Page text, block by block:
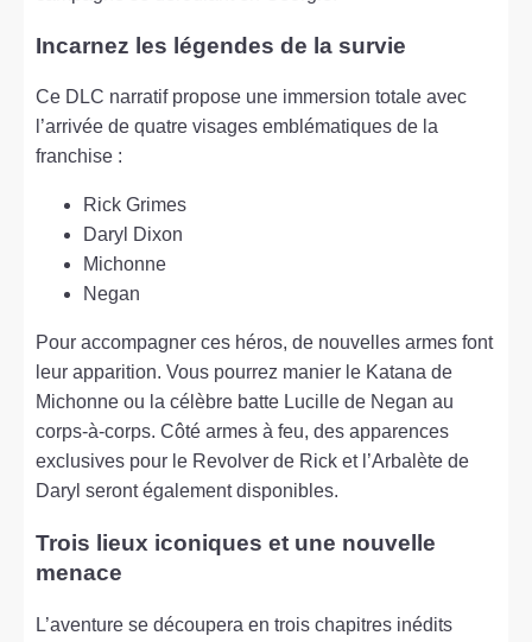
Incarnez les légendes de la survie
Ce DLC narratif propose une immersion totale avec
l’arrivée de quatre visages emblématiques de la
franchise :
Rick Grimes
Daryl Dixon
Michonne
Negan
Pour accompagner ces héros, de nouvelles armes font
leur apparition. Vous pourrez manier le Katana de
Michonne ou la célèbre batte Lucille de Negan au
corps-à-corps. Côté armes à feu, des apparences
exclusives pour le Revolver de Rick et l’Arbalète de
Daryl seront également disponibles.
Trois lieux iconiques et une nouvelle
menace
L’aventure se découpera en trois chapitres inédits